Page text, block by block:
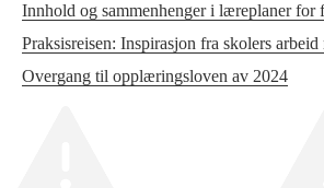
Innhold og sammenhenger i læreplaner for
Praksisreisen: Inspirasjon fra skolers
Overgang til opplæringsloven av 2024